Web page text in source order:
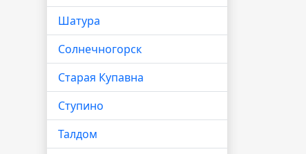
Шатура
Солнечногорск
Старая Купавна
Ступино
Талдом